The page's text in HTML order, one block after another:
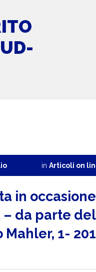
in Articoli on
in
da parte
1-